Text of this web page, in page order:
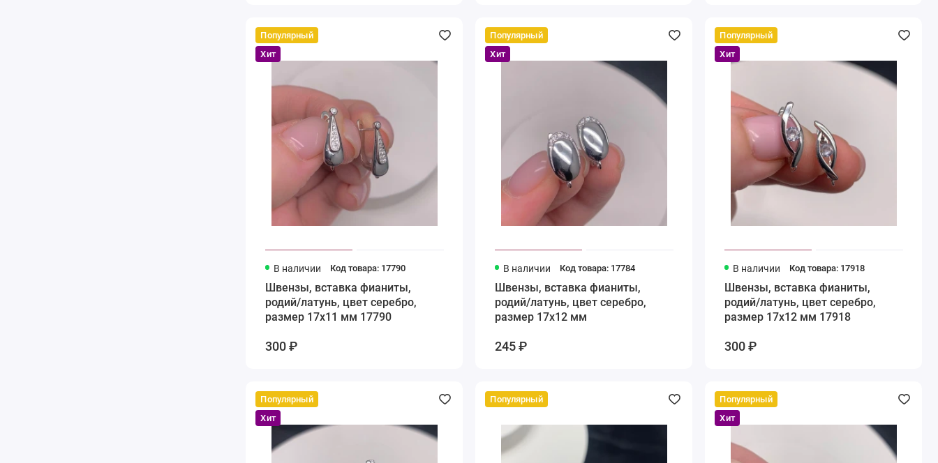
Популярный
Хит
В наличии Код товара: 17790
Швензы, вставка фианиты,
родий/латунь, цвет серебро,
размер 17х11 мм 17790
300 ₽
Популярный
Хит
В наличии Код товара: 17784
Швензы, вставка фианиты,
родий/латунь, цвет серебро,
размер 17х12 мм
245 ₽
Популярный
Хит
В наличии Код товара: 17918
Швензы, вставка фианиты,
родий/латунь, цвет серебро,
размер 17х12 мм 17918
300 ₽
Популярный
Хит
Популярный
Популярный
Хит